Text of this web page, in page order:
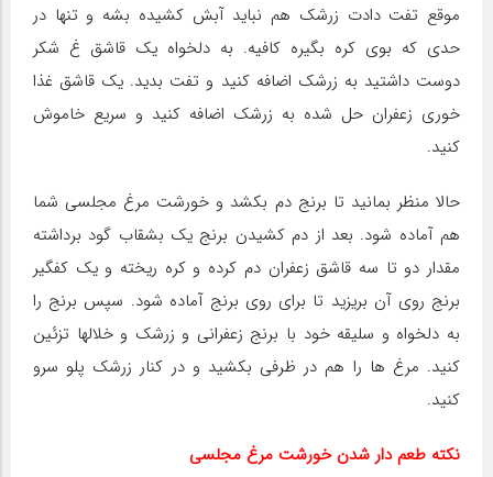
موقع تفت دادت زرشک هم نباید آبش کشیده بشه و تنها در
حدی که بوی کره بگیره کافیه. به دلخواه یک قاشق غ شکر
دوست داشتید به زرشک اضافه کنید و تفت بدید. یک قاشق غذا
خوری زعفران حل شده به زرشک اضافه کنید و سریع خاموش
کنید.
حالا منظر بمانید تا برنج دم بکشد و خورشت مرغ مجلسی شما
هم آماده شود. بعد از دم کشیدن برنج یک بشقاب گود برداشته
مقدار دو تا سه قاشق زعفران دم کرده و کره ریخته و یک کفگیر
برنج روی آن بریزید تا برای روی برنج آماده شود. سپس برنج را
به دلخواه و سلیقه خود با برنج زعفرانی و زرشک و خلالها تزئین
کنید. مرغ ها را هم در ظرفی بکشید و در کنار زرشک پلو سرو
کنید.
نکته طعم دار شدن خورشت مرغ مجلسی